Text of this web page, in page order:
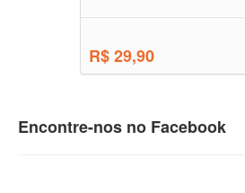
R$ 29,90
Encontre-nos no Facebook